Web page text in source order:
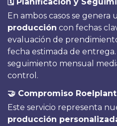
En ambos casos se genera
producción con fechas
evaluación de
fecha estimada de
seguimiento mensual
control.
🤝 Compromiso Roelplant
Este servicio representa
producción